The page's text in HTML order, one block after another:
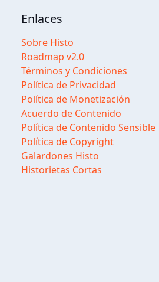
Enlaces
Sobre Histo
Roadmap v2.0
Términos y Condiciones
Política de Privacidad
Política de Monetización
Acuerdo de Contenido
Política de Contenido Sensible
Política de Copyright
Galardones Histo
Historietas Cortas